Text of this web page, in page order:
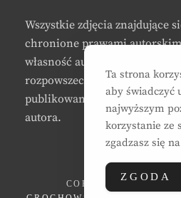
Wszystkie zdjęcia znajdujące
chronione prawami
własność autora strony.
rozpowszechniania,
publikowania, i/lub
autora.
COPYRIGHT © 2026
Ta strona
aby świadczyć
najwyższym
korzystanie ze
zgadzasz się
ZGODA